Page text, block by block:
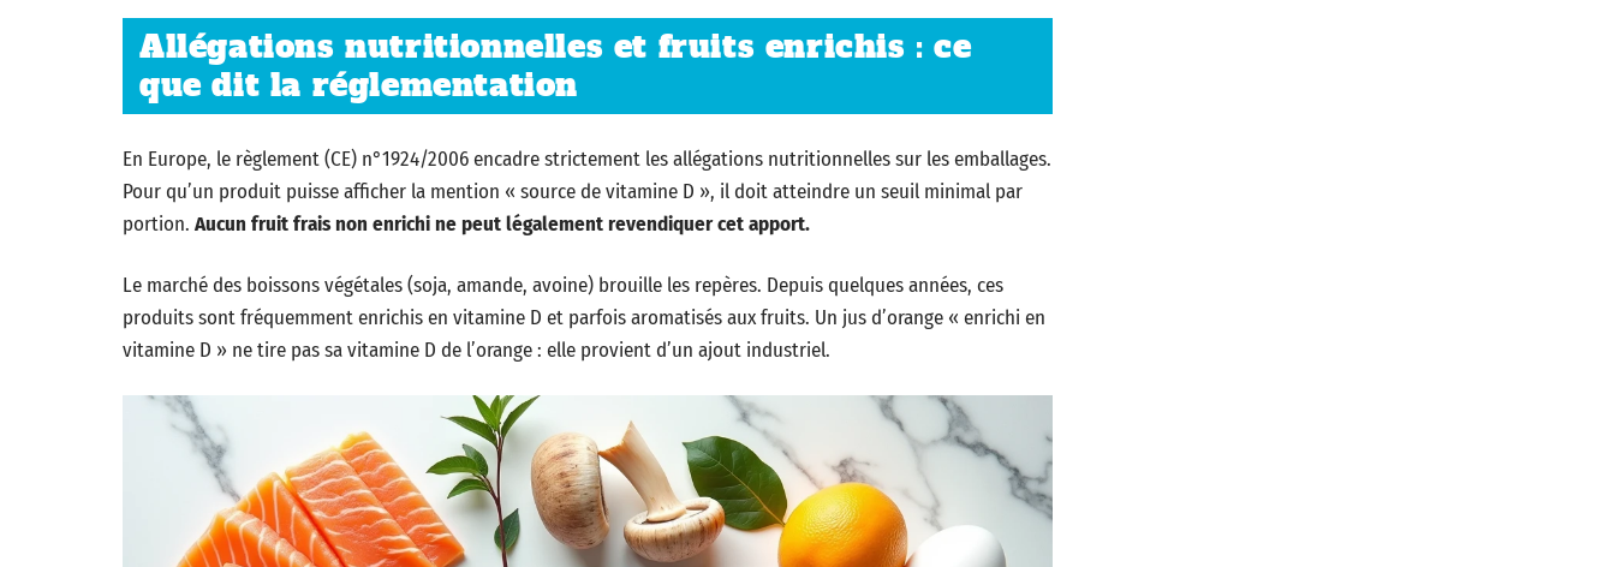
Allégations nutritionnelles et fruits enrichis : ce
que dit la réglementation
En Europe, le règlement (CE) n°1924/2006 encadre strictement les allégations nutritionnelles sur les emballages.
Pour qu’un produit puisse afficher la mention « source de vitamine D », il doit atteindre un seuil minimal par
portion. Aucun fruit frais non enrichi ne peut légalement revendiquer cet apport.
Le marché des boissons végétales (soja, amande, avoine) brouille les repères. Depuis quelques années, ces
produits sont fréquemment enrichis en vitamine D et parfois aromatisés aux fruits. Un jus d’orange « enrichi en
vitamine D » ne tire pas sa vitamine D de l’orange : elle provient d’un ajout industriel.